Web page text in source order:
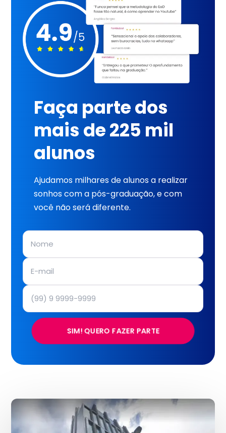
Faça parte dos
mais de 225 mil
alunos
Ajudamos milhares de alunos a realizar
sonhos com a pós-graduação, e com
você não será diferente.
SIM! QUERO FAZER PARTE